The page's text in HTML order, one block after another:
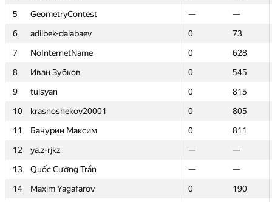
5
GeometryContest —
—
6
adilbek-dalabaev 0
73
7
NoInternetName 0
628
8
Иван Зубков 0
545
9
tulsyan 0
815
10
krasnoshekov20001 0
805
11
Бачурин Максим 0
811
12
ya.z-rjkz —
—
13
Quốc Cường Trần —
—
14
Maxim Yagafarov 0
190
5
GeometryContest —
—
6
adilbek-dalabaev 0
73
7
NoInternetName 0
628
8
Иван Зубков 0
545
9
tulsyan 0
815
10
krasnoshekov20001 0
805
11
Бачурин Максим 0
811
12
ya.z-rjkz —
—
13
Quốc Cường Trần —
—
14
Maxim Yagafarov 0
190